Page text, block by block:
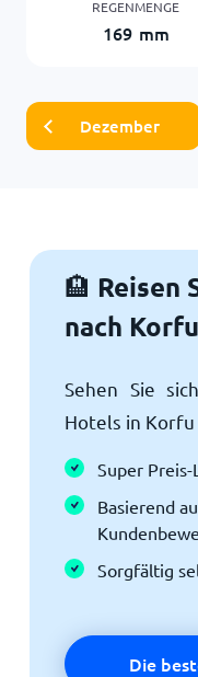
REGENMENGE
169 mm
Dezember
🏨 Reisen
nach
Sehen Sie
Hotels in Korfu
Super
Basierend
Sorgfältig
Die